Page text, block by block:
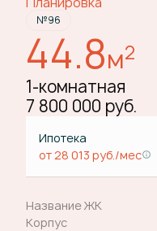
№96
44.8м2
1-комнатная
7 800 000 руб.
Ипотека
от 28 013 руб./мес
Название ЖК
Корпус